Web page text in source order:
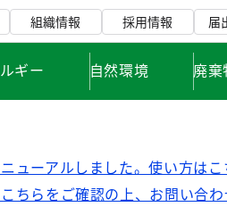
組織情報 採用情報 届
ギー 自然環境 廃
ーアルしました。使い方はこ
ちらをご確認の上、お問い合わ